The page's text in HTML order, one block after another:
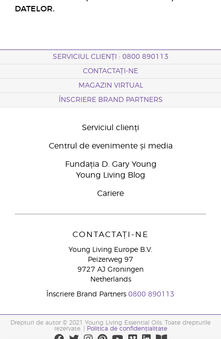
DATELOR.
SERVICIUL CLIENȚI : 0800 890113
CONTACTAȚI-NE
MAGAZIN VIRTUAL
ÎNSCRIERE BRAND PARTNERS
Serviciul clienți
Centrul de evenimente și media
Fundația D. Gary Young
Young Living Blog
Cariere
CONTACTAȚI-NE
Young Living Europe B.V.
Peizerweg 97
9727 AJ Groningen
Netherlands
Înscriere Brand Partners 0800 890113
Drepturi de autor © 2021 Young Living Essential Oils. Toate drepturile
rezervate. |
Politica de confidențialitate